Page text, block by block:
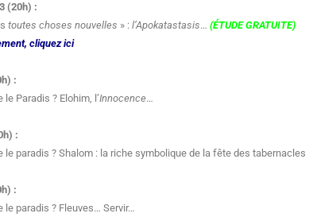
(20h) :
toutes choses nouvelles » : l’Apokatastasis… (ÉTUDE GRATUITE)
cliquez ici
:
le Paradis ? Elohim, l’Innocence…
:
le paradis ? Shalom : la riche symbolique de la fête des tabernacles
:
le paradis ? Fleuves… Servir…